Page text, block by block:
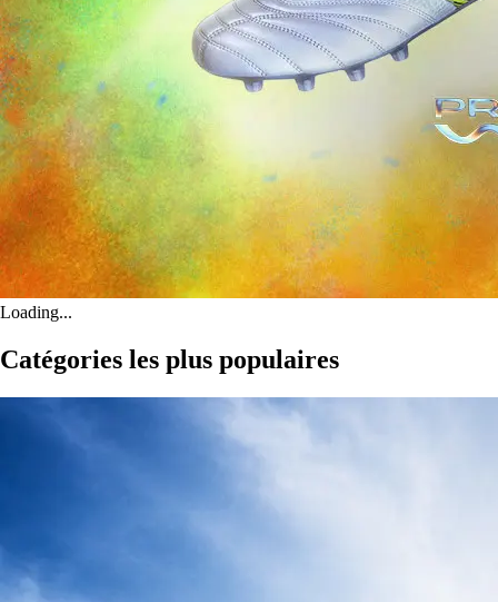
Loading...
Catégories les plus populaires